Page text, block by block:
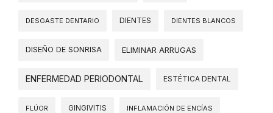
DESGASTE DENTARIO DIENTES DIENTES BLANCOS
DISEÑO DE SONRISA ELIMINAR ARRUGAS
ENFERMEDAD PERIODONTAL ESTÉTICA DENTAL
FLÚOR GINGIVITIS INFLAMACIÓN DE ENCÍAS